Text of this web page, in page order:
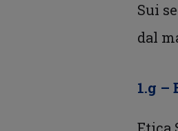
Sui
dal
1.g –